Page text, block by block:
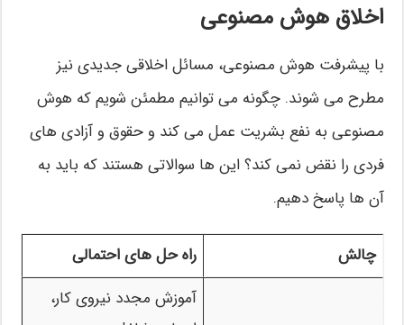
اخلاق هوش مصنوعی
با پیشرفت هوش مصنوعی، مسائل اخلاقی جدیدی نیز
مطرح می شوند. چگونه می توانیم مطمئن شویم که هوش
مصنوعی به نفع بشریت عمل می کند و حقوق و آزادی های
فردی را نقض نمی کند؟ این ها سوالاتی هستند که باید به
آن ها پاسخ دهیم.
چالش
راه حل های احتمالی
آموزش مجدد نیروی کار،